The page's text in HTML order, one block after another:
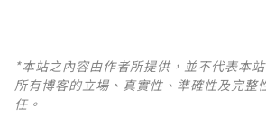
*本站之內容由作者所提供，並不代表本
所有博客的立場、真實性、準確性及完整
任。